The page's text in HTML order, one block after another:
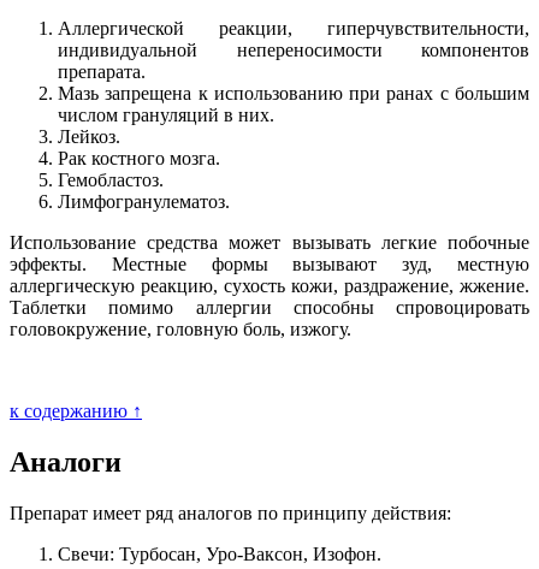
Аллергической реакции, гиперчувствительности,
индивидуальной непереносимости компонентов
препарата.
Мазь запрещена к использованию при ранах с большим
числом грануляций в них.
Лейкоз.
Рак костного мозга.
Гемобластоз.
Лимфогранулематоз.
Использование средства может вызывать легкие побочные
эффекты. Местные формы вызывают зуд, местную
аллергическую реакцию, сухость кожи, раздражение, жжение.
Таблетки помимо аллергии способны спровоцировать
головокружение, головную боль, изжогу.
к содержанию ↑
Аналоги
Препарат имеет ряд аналогов по принципу действия:
Свечи: Турбосан, Уро-Ваксон, Изофон.